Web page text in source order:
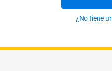
10.
¿No tiene